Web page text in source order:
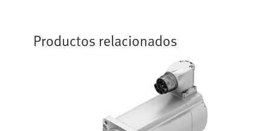
Productos relacionados